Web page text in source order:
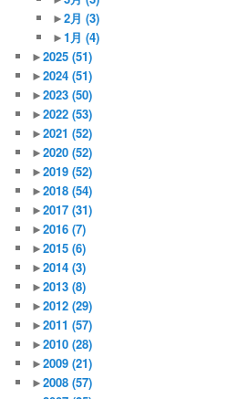
►2月 (3)
►1月 (4)
►2025(51)
►2024(51)
►2023(50)
►2022(53)
►2021(52)
►2020(52)
►2019(52)
►2018(54)
►2017(31)
►2016(7)
►2015(6)
►2014(3)
►2013(8)
►2012(29)
►2011(57)
►2010(28)
►2009(21)
►2008(57)